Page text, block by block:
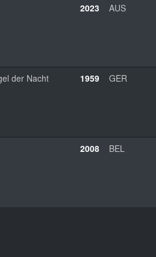
2023 AUS
der Nacht 1959 GER
2008 BEL